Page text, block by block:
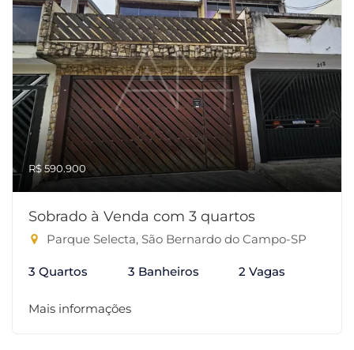
R$ 590.900
Sobrado à Venda com 3 quartos
Parque Selecta, São Bernardo do Campo-SP
3 Quartos 3 Banheiros 2 Vagas
Mais informações